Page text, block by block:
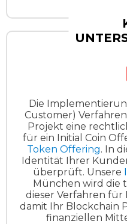
Die
Customer)
Projekt eine
für ein Initial Coin
Token Offering. In
Identität Ihrer
überprüft. Unsere
München wird die
dieser Verfahren für
damit Ihr Blockchain
finanziellen